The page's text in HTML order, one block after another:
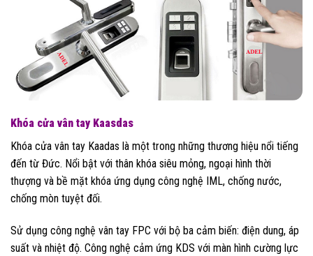
Khóa cửa vân tay Kaasdas
Khóa cửa vân tay Kaadas là một trong những thương hiệu nổi tiếng
đến từ Đức. Nổi bật với thân khóa siêu mỏng, ngoại hình thời
thượng và bề mặt khóa ứng dụng công nghệ IML, chống nước,
chống mòn tuyệt đối.
Sử dụng công nghệ vân tay FPC với bộ ba cảm biến: điện dung, áp
suất và nhiệt độ. Công nghệ cảm ứng KDS với màn hình cường lực